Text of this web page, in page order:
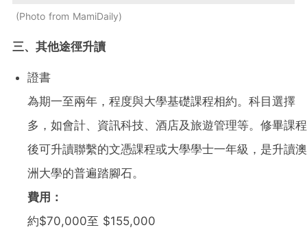
Photo from MamiDaily
三、其他途徑升讀
證書
為期一至兩年，程度與大學基礎課程相約。科目選擇
多，如會計、資訊科技、酒店及旅遊管理等。修畢課程
後可升讀聯繫的文憑課程或大學學士一年級，是升讀澳
洲大學的普遍踏腳石。
費用：
約$70,000至 $155,000